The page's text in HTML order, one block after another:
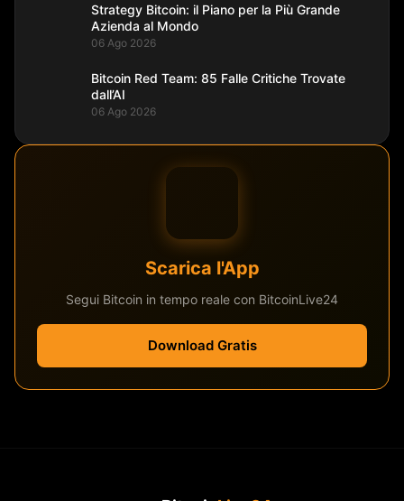
Strategy Bitcoin: il Piano per la Più Grande
Azienda al Mondo
06 Ago 2026
Bitcoin Red Team: 85 Falle Critiche Trovate
dall’AI
06 Ago 2026
Scarica l'App
Segui Bitcoin in tempo reale con BitcoinLive24
Download Gratis